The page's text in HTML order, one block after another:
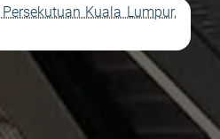
Kuala Lumpur,